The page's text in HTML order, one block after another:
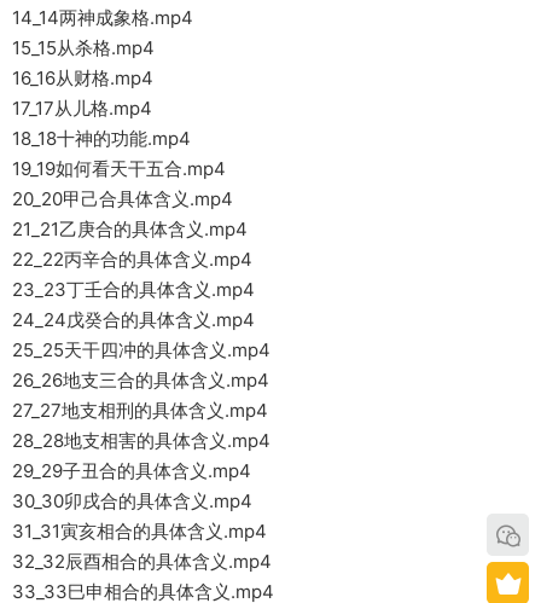
14_14两神成象格.mp4
15_15从杀格.mp4
16_16从财格.mp4
17_17从儿格.mp4
18_18十神的功能.mp4
19_19如何看天干五合.mp4
20_20甲己合具体含义.mp4
21_21乙庚合的具体含义.mp4
22_22丙辛合的具体含义.mp4
23_23丁壬合的具体含义.mp4
24_24戊癸合的具体含义.mp4
25_25天干四冲的具体含义.mp4
26_26地支三合的具体含义.mp4
27_27地支相刑的具体含义.mp4
28_28地支相害的具体含义.mp4
29_29子丑合的具体含义.mp4
30_30卯戌合的具体含义.mp4
31_31寅亥相合的具体含义.mp4
32_32辰酉相合的具体含义.mp4
33_33巳申相合的具体含义.mp4